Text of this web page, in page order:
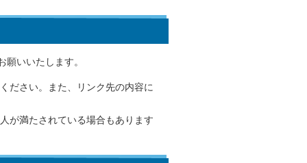
いいたします。
ださい。また、リンク先の内容に
が満たされている場合もあります